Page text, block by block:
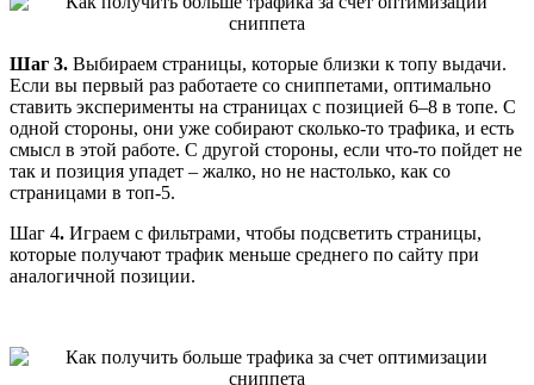
Шаг 3. Выбираем страницы, которые близки к топу выдачи.
Если вы первый раз работаете со сниппетами, оптимально
ставить эксперименты на страницах с позицией 6–8 в топе. С
одной стороны, они уже собирают сколько-то трафика, и есть
смысл в этой работе. С другой стороны, если что-то пойдет не
так и позиция упадет – жалко, но не настолько, как со
страницами в топ-5.
Шаг 4. Играем с фильтрами, чтобы подсветить страницы,
которые получают трафик меньше среднего по сайту при
аналогичной позиции.